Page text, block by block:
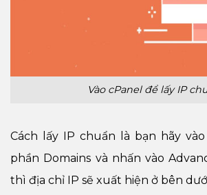
Vào cPanel để lấy IP
Cách lấy IP chuẩn là bạn hãy
phần Domains và nhấn vào
thì địa chỉ IP sẽ xuất hiện ở bên